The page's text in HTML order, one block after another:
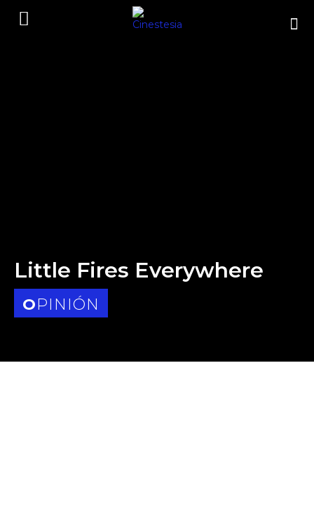
Little Fires Everywhere
OPINIÓN